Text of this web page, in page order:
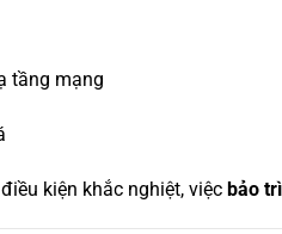
tầng mạng
kiện khắc nghiệt, việc bảo